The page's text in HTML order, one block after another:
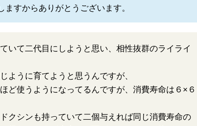
すからありがとうございます。
いて二代目にしようと思い、相性抜群のライライ
ように育てようと思うんですが、
ど使うようになってるんですが、消費寿命は６×６
クシンも持っていて二個与えれば同じ消費寿命の